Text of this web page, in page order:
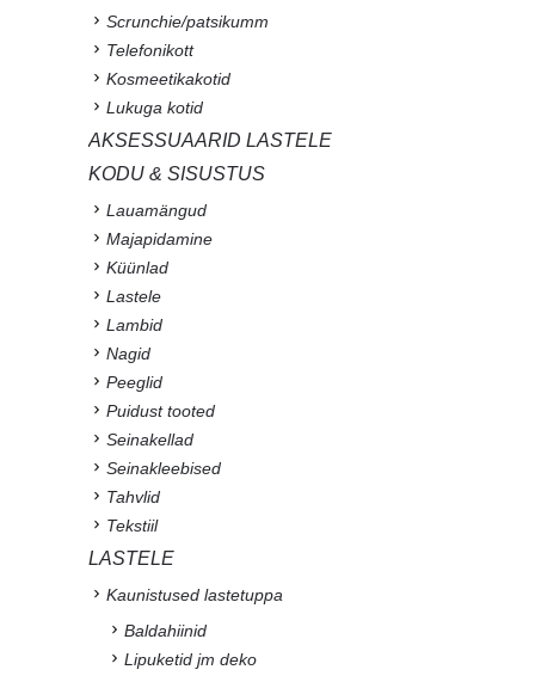
Scrunchie/patsikumm
Telefonikott
Kosmeetikakotid
Lukuga kotid
AKSESSUAARID LASTELE
KODU & SISUSTUS
Lauamängud
Majapidamine
Küünlad
Lastele
Lambid
Nagid
Peeglid
Puidust tooted
Seinakellad
Seinakleebised
Tahvlid
Tekstiil
LASTELE
Kaunistused lastetuppa
Baldahiinid
Lipuketid jm deko